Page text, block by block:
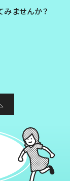
みませんか？